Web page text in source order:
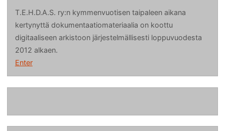
T.E.H.D.A.S. ry:n kymmenvuotisen taipaleen aikana
kertynyttä dokumentaatiomateriaalia on koottu
digitaaliseen arkistoon järjestelmällisesti loppuvuodesta
2012 alkaen.
Enter